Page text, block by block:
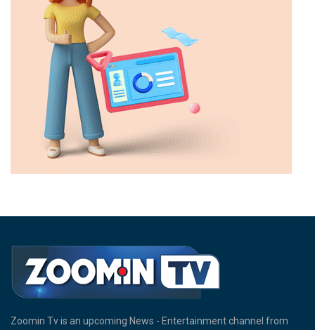
Zoomin Tv is an upcoming News - Entertainment channel from